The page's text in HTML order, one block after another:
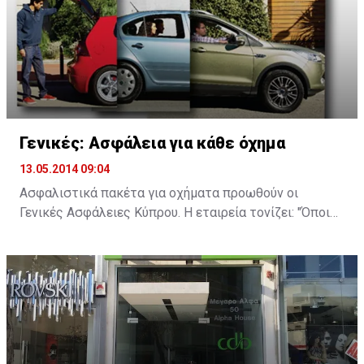
Γενικές: Ασφάλεια για κάθε όχημα
13.05.2014 09:04
Ασφαλιστικά πακέτα για οχήματα προωθούν οι
Γενικές Ασφάλειες Κύπρου. Η εταιρεία τονίζει: "Όποιο
αβεβαιότητα των καιρών, παραμένουμε υπεύθυνα
δίπλα σας, με ολοκληρωμένα ασφαλιστικά σχέδια που
καλύπτουν τις ανάγκες και τις απαιτήσεις σας".
Οι Γενικές προσφέρουν τέσσερα ασφαλιστικά σχέδια